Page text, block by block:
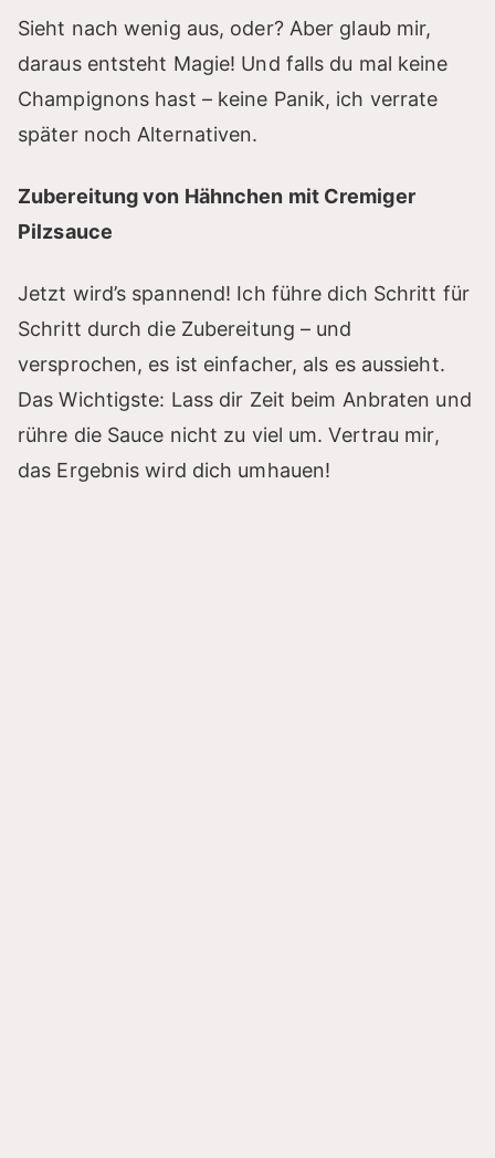
Sieht nach wenig aus, oder? Aber glaub mir,
daraus entsteht Magie! Und falls du mal keine
Champignons hast – keine Panik, ich verrate
später noch Alternativen.
Zubereitung von Hähnchen mit Cremiger
Pilzsauce
Jetzt wird’s spannend! Ich führe dich Schritt für
Schritt durch die Zubereitung – und
versprochen, es ist einfacher, als es aussieht.
Das Wichtigste: Lass dir Zeit beim Anbraten und
rühre die Sauce nicht zu viel um. Vertrau mir,
das Ergebnis wird dich umhauen!